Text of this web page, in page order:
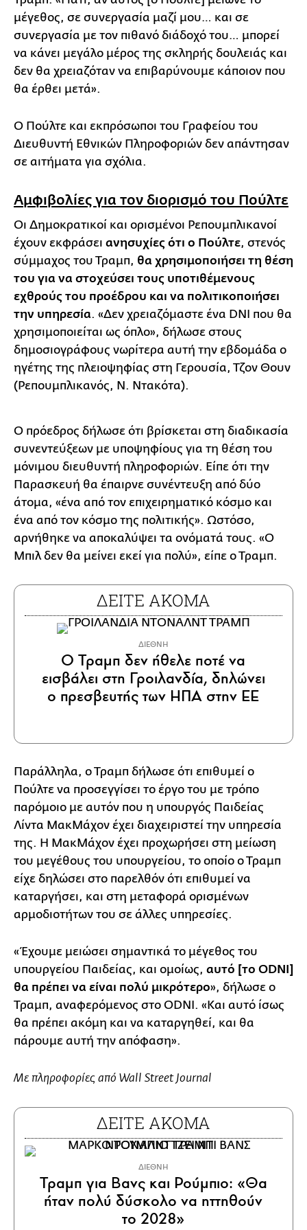
μέγεθος, σε συνεργασία μαζί μου… και σε
συνεργασία με τον πιθανό διάδοχό του… μπορεί
να κάνει μεγάλο μέρος της σκληρής δουλειάς και
δεν θα χρειαζόταν να επιβαρύνουμε κάποιον που
θα έρθει μετά».
Ο Πούλτε και εκπρόσωποι του Γραφείου του
Διευθυντή Εθνικών Πληροφοριών δεν απάντησαν
σε αιτήματα για σχόλια.
Αμφιβολίες για τον διορισμό του Πούλτε
Οι Δημοκρατικοί και ορισμένοι Ρεπουμπλικανοί
έχουν εκφράσει ανησυχίες ότι ο Πούλτε, στενός
σύμμαχος του Τραμπ, θα χρησιμοποιήσει τη θέση
του για να στοχεύσει τους υποτιθέμενους
εχθρούς του προέδρου και να πολιτικοποιήσει
την υπηρεσία. «Δεν χρειαζόμαστε ένα DNI που θα
χρησιμοποιείται ως όπλο», δήλωσε στους
δημοσιογράφους νωρίτερα αυτή την εβδομάδα ο
ηγέτης της πλειοψηφίας στη Γερουσία, Τζον Θουν
(Ρεπουμπλικανός, Ν. Ντακότα).
Ο πρόεδρος δήλωσε ότι βρίσκεται στη διαδικασία
συνεντεύξεων με υποψηφίους για τη θέση του
μόνιμου διευθυντή πληροφοριών. Είπε ότι την
Παρασκευή θα έπαιρνε συνέντευξη από δύο
άτομα, «ένα από τον επιχειρηματικό κόσμο και
ένα από τον κόσμο της πολιτικής». Ωστόσο,
αρνήθηκε να αποκαλύψει τα ονόματά τους. «Ο
Μπιλ δεν θα μείνει εκεί για πολύ», είπε ο Τραμπ.
ΔΕΙΤΕ ΑΚΟΜΑ
ΔΙΕΘΝΗ
Ο Τραμπ δεν ήθελε ποτέ να
εισβάλει στη Γροιλανδία, δηλώνει
ο πρεσβευτής των ΗΠΑ στην ΕΕ
Παράλληλα, ο Τραμπ δήλωσε ότι επιθυμεί ο
Πούλτε να προσεγγίσει το έργο του με τρόπο
παρόμοιο με αυτόν που η υπουργός Παιδείας
Λίντα ΜακΜάχον έχει διαχειριστεί την υπηρεσία
της. Η ΜακΜάχον έχει προχωρήσει στη μείωση
του μεγέθους του υπουργείου, το οποίο ο Τραμπ
είχε δηλώσει στο παρελθόν ότι επιθυμεί να
καταργήσει, και στη μεταφορά ορισμένων
αρμοδιοτήτων του σε άλλες υπηρεσίες.
«Έχουμε μειώσει σημαντικά το μέγεθος του
υπουργείου Παιδείας, και ομοίως, αυτό [το ODNI]
θα πρέπει να είναι πολύ μικρότερο», δήλωσε ο
Τραμπ, αναφερόμενος στο ODNI. «Και αυτό ίσως
θα πρέπει ακόμη και να καταργηθεί, και θα
πάρουμε αυτή την απόφαση».
Με πληροφορίες από Wall Street Journal
ΔΕΙΤΕ ΑΚΟΜΑ
ΔΙΕΘΝΗ
Τραμπ για Βανς και Ρούμπιο: «Θα
ήταν πολύ δύσκολο να ηττηθούν
το 2028»